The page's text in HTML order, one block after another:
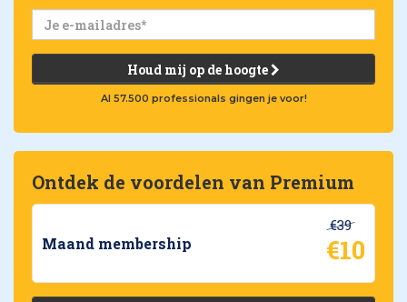
Houd mij op de hoogte
Al 57.500 professionals gingen je voor!
Ontdek de voordelen van Premium
Maand membership
€39
€10